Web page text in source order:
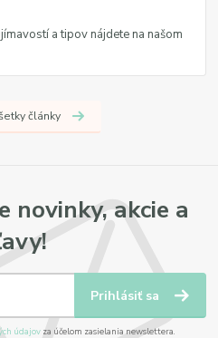
a tipov nájdete na našom
články
novinky, akcie a
Prihlásiť sa
údajov za účelom zasielania newslettera.